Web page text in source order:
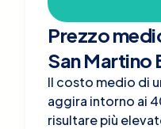
Prezzo
San Martino
Il costo medio di
aggira intorno ai
risultare più